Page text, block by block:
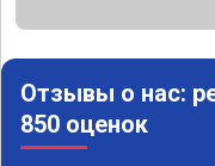
Отзывы о нас:
850 оценок